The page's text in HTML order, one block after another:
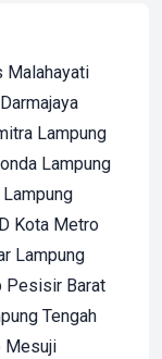
Malahayati
Darmajaya
Lampung
Lampung
Kota Metro
Lampung
Pesisir Barat
Tengah
Mesuji